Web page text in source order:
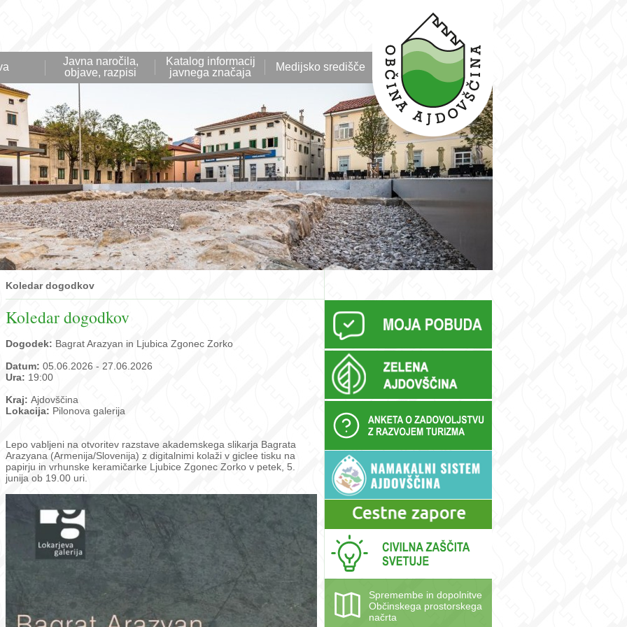
Javna naročila,
objave, razpisi
Katalog informacij
javnega značaja
Medijsko središče
Koledar dogodkov
Koledar dogodkov
Dogodek: Bagrat Arazyan in Ljubica Zgonec Zorko
Datum: 05.06.2026 - 27.06.2026
Ura: 19:00
Kraj: Ajdovščina
Lokacija: Pilonova galerija
Lepo vabljeni na otvoritev razstave akademskega slikarja Bagrata
Arazyana (Armenija/Slovenija) z digitalnimi kolaži v giclee tisku na
papirju in vrhunske keramičarke Ljubice Zgonec Zorko v petek, 5.
junija ob 19.00 uri.
Spremembe in dopolnitve
Občinskega prostorskega
načrta